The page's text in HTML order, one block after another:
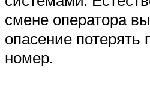
смене оператора
опасение
номер.